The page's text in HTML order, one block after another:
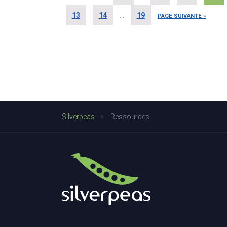
13 14 19 PAGE SUIVANTE »
Silverpeas Ressources